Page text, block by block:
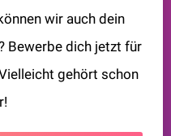
wir auch dein
Bewerbe dich jetzt für
gehört schon